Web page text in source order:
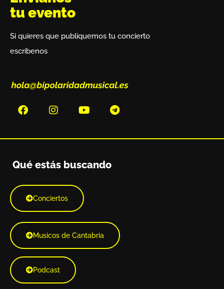
tu evento
Si quieres que publiquemos tu concierto
escríbenos
Qué estás buscando
Conciertos
Musicos de Cantabria
Podcast